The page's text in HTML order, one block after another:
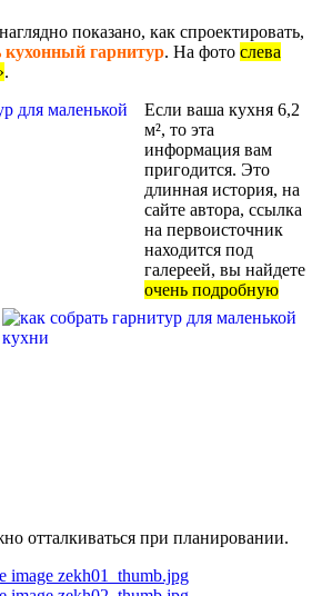
показано, как спроектировать,
кухонный гарнитур. На фото слева
.
Если ваша кухня 6,2
м², то эта
информация вам
пригодится. Это
длинная история, на
сайте автора, ссылка
на первоисточник
находится под
галереей, вы найдете
очень подробную
отталкиваться при планировании.